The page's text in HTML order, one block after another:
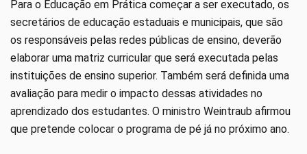
Para o Educação em Prática começar a ser executado, os
secretários de educação estaduais e municipais, que são
os responsáveis pelas redes públicas de ensino, deverão
elaborar uma matriz curricular que será executada pelas
instituições de ensino superior. Também será definida uma
avaliação para medir o impacto dessas atividades no
aprendizado dos estudantes. O ministro Weintraub afirmou
que pretende colocar o programa de pé já no próximo ano.